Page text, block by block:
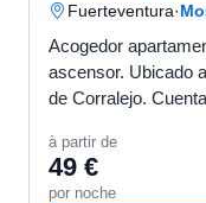
Fuerteventura·
Acogedor
ascensor. Ubicado
de Corralejo.
à partir de
49 €
por noche